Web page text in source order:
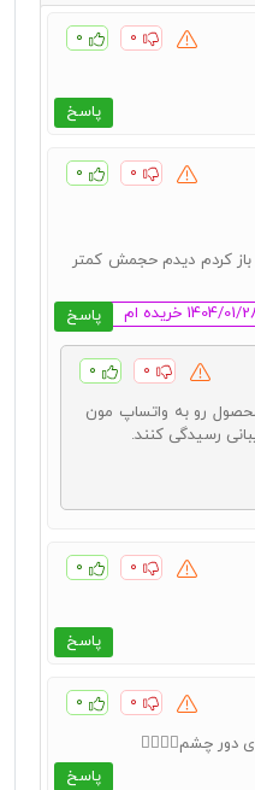
۰ ۰
پاسخ
۰ ۰
پاسخ
کردم دیدم حجمش کمتر
۰ ۰
رو به واتساپ مون
رسیدگی کنند.
۰ ۰
پاسخ
۰ ۰
پاسخ
دور چشم👍🏻👍🏻